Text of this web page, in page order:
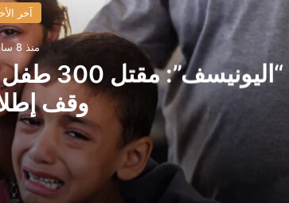
آخر
منذ 8 ساعات
وقف